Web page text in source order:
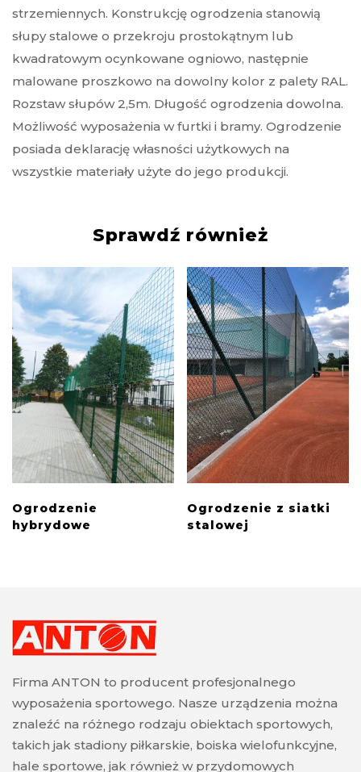
strzemiennych. Konstrukcję ogrodzenia stanowią
słupy stalowe o przekroju prostokątnym lub
kwadratowym ocynkowane ogniowo, następnie
malowane proszkowo na dowolny kolor z palety RAL.
Rozstaw słupów 2,5m. Długość ogrodzenia dowolna.
Możliwość wyposażenia w furtki i bramy. Ogrodzenie
posiada deklarację własności użytkowych na
wszystkie materiały użyte do jego produkcji.
Sprawdź również
Ogrodzenie
hybrydowe
Ogrodzenie z siatki
stalowej
Firma ANTON to producent profesjonalnego
wyposażenia sportowego. Nasze urządzenia można
znaleźć na różnego rodzaju obiektach sportowych,
takich jak stadiony piłkarskie, boiska wielofunkcyjne,
hale sportowe, jak również w przydomowych